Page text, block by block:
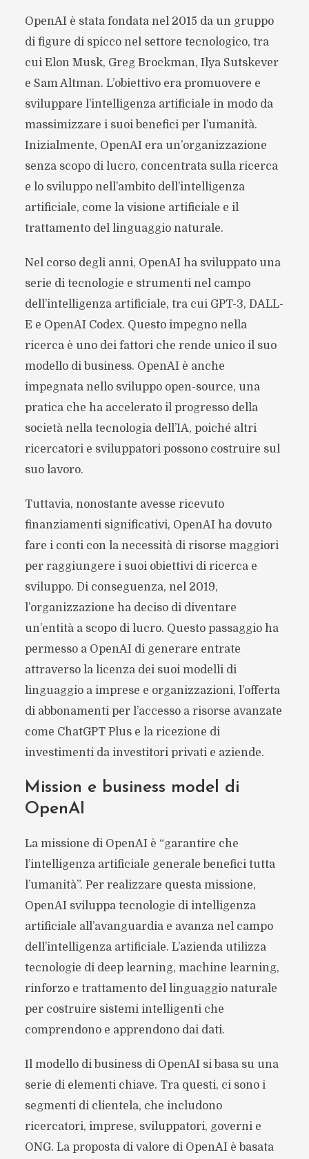
OpenAI è stata fondata nel 2015 da un gruppo
di figure di spicco nel settore tecnologico, tra
cui Elon Musk, Greg Brockman, Ilya Sutskever
e Sam Altman. L’obiettivo era promuovere e
sviluppare l’intelligenza artificiale in modo da
massimizzare i suoi benefici per l’umanità.
Inizialmente, OpenAI era un’organizzazione
senza scopo di lucro, concentrata sulla ricerca
e lo sviluppo nell’ambito dell’intelligenza
artificiale, come la visione artificiale e il
trattamento del linguaggio naturale.
Nel corso degli anni, OpenAI ha sviluppato una
serie di tecnologie e strumenti nel campo
dell’intelligenza artificiale, tra cui GPT-3, DALL-
E e OpenAI Codex. Questo impegno nella
ricerca è uno dei fattori che rende unico il suo
modello di business. OpenAI è anche
impegnata nello sviluppo open-source, una
pratica che ha accelerato il progresso della
società nella tecnologia dell’IA, poiché altri
ricercatori e sviluppatori possono costruire sul
suo lavoro.
Tuttavia, nonostante avesse ricevuto
finanziamenti significativi, OpenAI ha dovuto
fare i conti con la necessità di risorse maggiori
per raggiungere i suoi obiettivi di ricerca e
sviluppo. Di conseguenza, nel 2019,
l’organizzazione ha deciso di diventare
un’entità a scopo di lucro. Questo passaggio ha
permesso a OpenAI di generare entrate
attraverso la licenza dei suoi modelli di
linguaggio a imprese e organizzazioni, l’offerta
di abbonamenti per l’accesso a risorse avanzate
come ChatGPT Plus e la ricezione di
investimenti da investitori privati e aziende.
Mission e business model di
OpenAI
La missione di OpenAI è “garantire che
l’intelligenza artificiale generale benefici tutta
l’umanità”. Per realizzare questa missione,
OpenAI sviluppa tecnologie di intelligenza
artificiale all’avanguardia e avanza nel campo
dell’intelligenza artificiale. L’azienda utilizza
tecnologie di deep learning, machine learning,
rinforzo e trattamento del linguaggio naturale
per costruire sistemi intelligenti che
comprendono e apprendono dai dati.
Il modello di business di OpenAI si basa su una
serie di elementi chiave. Tra questi, ci sono i
segmenti di clientela, che includono
ricercatori, imprese, sviluppatori, governi e
ONG. La proposta di valore di OpenAI è basata